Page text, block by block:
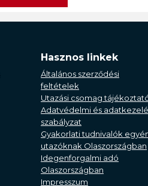
Hasznos linkek
Általános szerződési
feltételek
Utazási csomag
Adatvédelmi és
szabályzat
Gyakorlati tudnivalók
utazóknak Olaszországban
Idegenforgalmi adó
Olaszországban
Impresszum